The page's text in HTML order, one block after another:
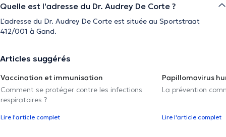
Quelle est l'adresse du Dr. Audrey De Corte ?
L'adresse du Dr. Audrey De Corte est située au Sportstraat
412/001 à Gand.
Articles suggérés
Vaccination et immunisation
Comment se protéger contre les infections
respiratoires ?
Lire l'article complet
Papillomavirus
La prévention
Lire l'article complet